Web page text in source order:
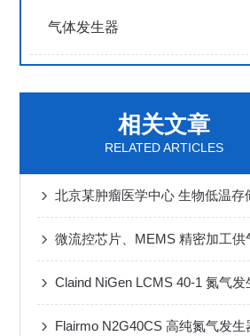
气体发生器
相关文章
RELATED ARTICLES